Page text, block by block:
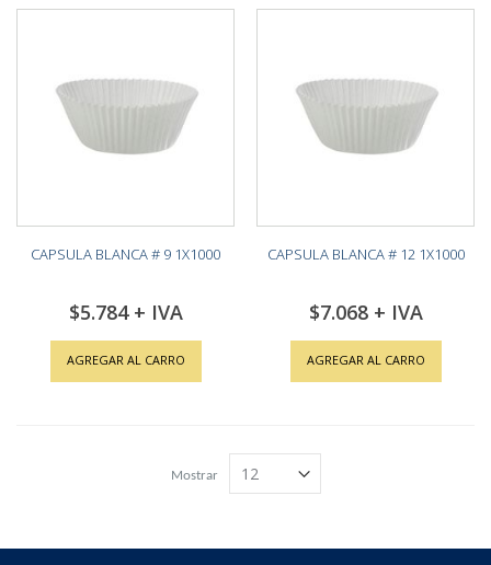
CAPSULA BLANCA # 9 1X1000
$5.784
AGREGAR AL CARRO
CAPSULA BLANCA # 12 1X1000
$7.068
AGREGAR AL CARRO
Mostrar